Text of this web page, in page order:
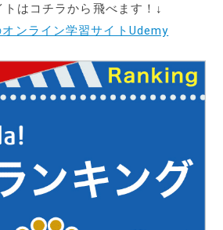
トはコチラから飛べます！↓
ンライン学習サイトUdemy